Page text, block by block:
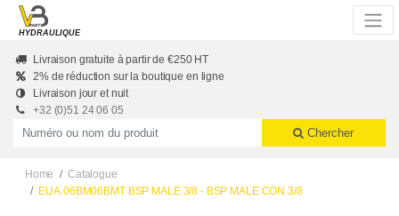
Skip to main content
HYDRAULIQUE
Livraison gratuite à partir de €250 HT
2% de réduction sur la boutique en ligne
Livraison jour et nuit
+32 (0)51 24 06 05
Productnummer of naam
Chercher
Home
Catalogue
EUA.06BM06BMT BSP MALE 3/8 - BSP MALE CON 3/8